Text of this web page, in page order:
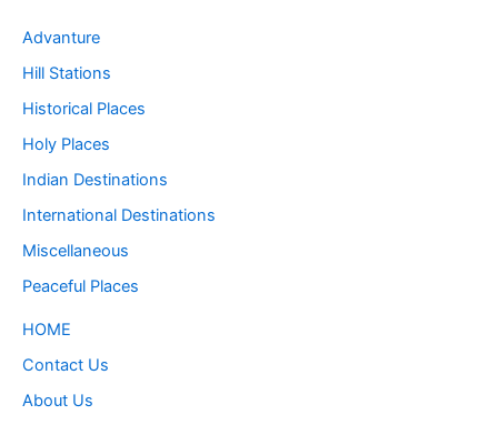
Advanture
Hill Stations
Historical Places
Holy Places
Indian Destinations
International Destinations
Miscellaneous
Peaceful Places
HOME
Contact Us
About Us